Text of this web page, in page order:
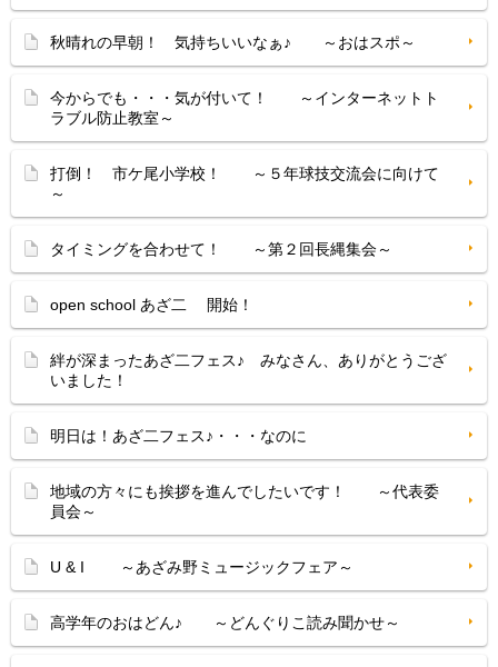
秋晴れの早朝！ 気持ちいいなぁ♪ ～おはスポ～
今からでも・・・気が付いて！ ～インターネットト
ラブル防止教室～
打倒！ 市ケ尾小学校！ ～５年球技交流会に向けて
～
タイミングを合わせて！ ～第２回長縄集会～
open school あざ二 開始！
絆が深まったあざ二フェス♪ みなさん、ありがとうござ
いました！
明日は！あざ二フェス♪・・・なのに
地域の方々にも挨拶を進んでしたいです！ ～代表委
員会～
U & I ～あざみ野ミュージックフェア～
高学年のおはどん♪ ～どんぐりこ読み聞かせ～